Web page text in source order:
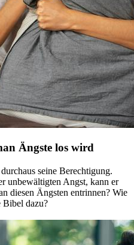
Ängste los wird
seine Berechtigung.
unbewältigten Angst, kann er
diesen Ängsten entrinnen? Wie
Bibel dazu?